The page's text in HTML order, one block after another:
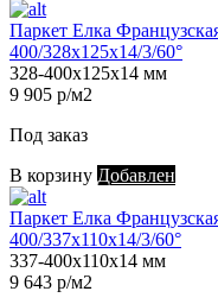
Паркет Елка
400/328х125х14/3/60°
328-400х125х14 мм
9 905 р/м2
Под заказ
В корзину Добавлен
Паркет Елка
400/337х110х14/3/60°
337-400х110х14 мм
9 643 р/м2